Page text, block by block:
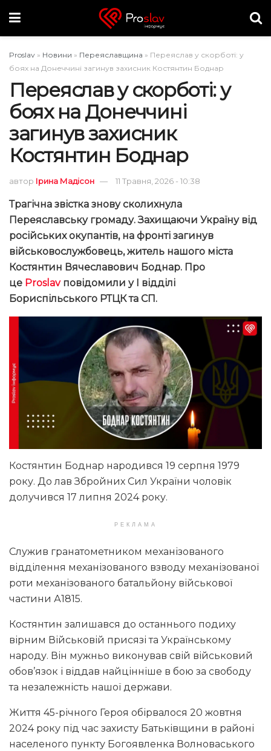
Proslav » Новини » Переяславщина » Переяслав у скорботі: у
боях на Донеччині загинув захисник Костянтин Боднар
Переяслав у скорботі: у
боях на Донеччині
загинув захисник
Костянтин Боднар
автор Ірина Мадісон 11 Травня, 2026 - 10:38
Трагічна звістка знову сколихнула
Переяславську громаду. Захищаючи Україну від
російських окупантів, на фронті загинув
військовослужбовець, житель нашого міста
Костянтин Вячеславович Боднар. Про
це Proslavповідомили у І відділі
Бориспільського РТЦК та СП.
Костянтин Боднар народився 19 серпня 1979
року. До лав Збройних Сил України чоловік
долучився 17 липня 2024 року.
РЕКЛАМА
Служив гранатометником механізованого
відділення механізованого взводу механізованої
роти механізованого батальйону військової
частини А1815.
Костянтин залишався до останнього подиху
вірним Військовій присязі та Українському
народу. Він мужньо виконував свій військовий
обов’язок і віддав найцінніше в бою за свободу
та незалежність нашої держави.
Життя 45-річного Героя обірвалося 20 жовтня
2024 року під час захисту Батьківщини в районі
населеного пункту Богоявленка Волноваського